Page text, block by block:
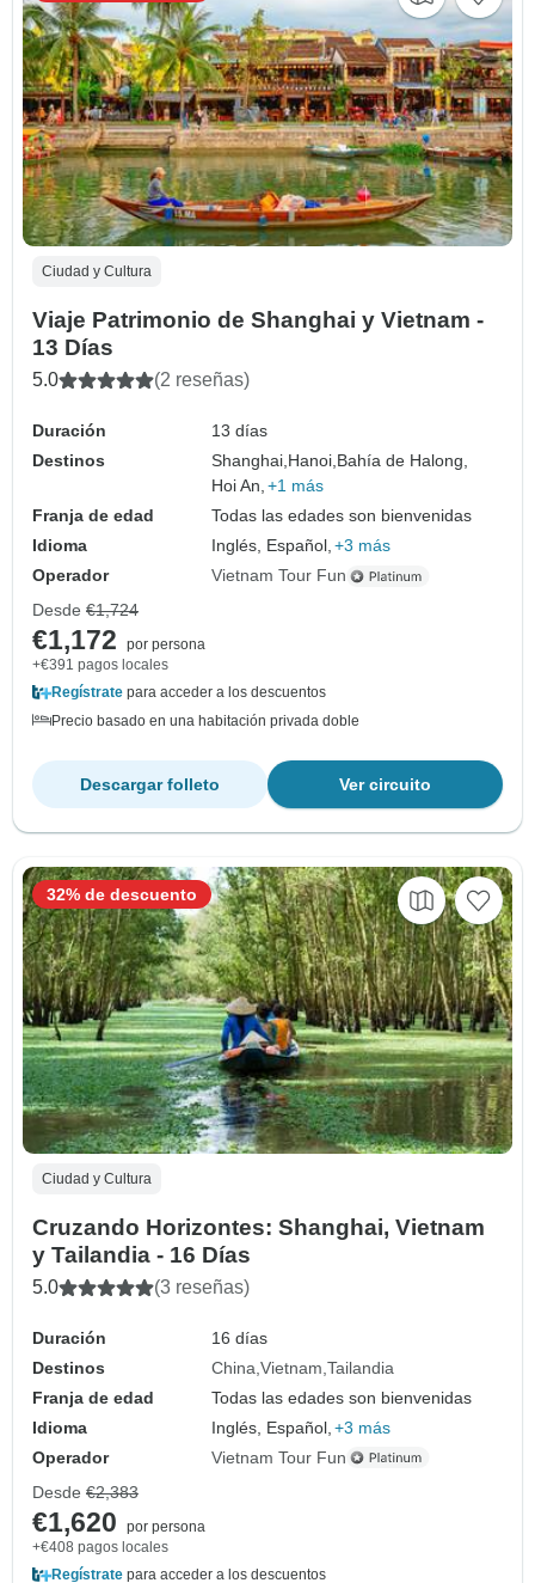
Ciudad y Cultura
Viaje Patrimonio de Shanghai y Vietnam -
13 Días
5.0 (2 reseñas)
Duración
13 días
Destinos
Shanghai,Hanoi,Bahía de Halong,
Hoi An, +1 más
Franja de edad
Todas las edades son bienvenidas
Idioma
Inglés, Español, +3 más
Operador
Vietnam Tour Fun
Desde €1,724
€1,172
por persona
+€391 pagos locales
Regístrate para acceder a los descuentos
Precio basado en una habitación privada doble
Ver circuito
Descargar folleto
Ciudad y Cultura
Cruzando Horizontes: Shanghai, Vietnam
y Tailandia - 16 Días
5.0 (3 reseñas)
Duración
16 días
Destinos
China Vietnam Tailandia
Franja de edad
Todas las edades son bienvenidas
Idioma
Inglés, Español, +3 más
Operador
Vietnam Tour Fun
32% de descuento
Desde €2,383
€1,620
por persona
+€408 pagos locales
Regístrate para acceder a los descuentos